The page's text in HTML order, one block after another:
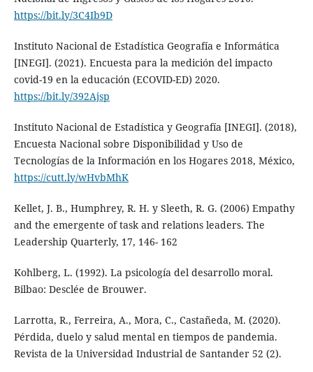
https://bit.ly/3C4Ib9D
Instituto Nacional de Estadística Geografía e Informática
[INEGI]. (2021). Encuesta para la medición del impacto
covid-19 en la educación (ECOVID-ED) 2020.
https://bit.ly/392Ajsp
Instituto Nacional de Estadística y Geografía [INEGI]. (2018),
Encuesta Nacional sobre Disponibilidad y Uso de
Tecnologías de la Información en los Hogares 2018, México,
https://cutt.ly/wHvbMhK
Kellet, J. B., Humphrey, R. H. y Sleeth, R. G. (2006) Empathy
and the emergente of task and relations leaders. The
Leadership Quarterly, 17, 146- 162
Kohlberg, L. (1992). La psicología del desarrollo moral.
Bilbao: Desclée de Brouwer.
Larrotta, R., Ferreira, A., Mora, C., Castañeda, M. (2020).
Pérdida, duelo y salud mental en tiempos de pandemia.
Revista de la Universidad Industrial de Santander 52 (2).